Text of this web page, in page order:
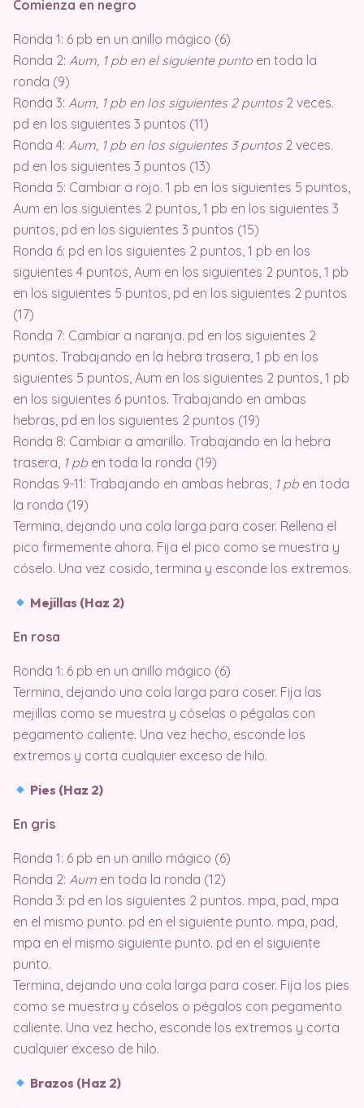
Comienza en negro
Ronda 1: 6 pb en un anillo mágico (6)
Ronda 2: Aum, 1 pb en el siguiente punto en toda la
ronda (9)
Ronda 3: Aum, 1 pb en los siguientes 2 puntos 2 veces.
pd en los siguientes 3 puntos (11)
Ronda 4: Aum, 1 pb en los siguientes 3 puntos 2 veces.
pd en los siguientes 3 puntos (13)
Ronda 5: Cambiar a rojo. 1 pb en los siguientes 5 puntos,
Aum en los siguientes 2 puntos, 1 pb en los siguientes 3
puntos, pd en los siguientes 3 puntos (15)
Ronda 6: pd en los siguientes 2 puntos, 1 pb en los
siguientes 4 puntos, Aum en los siguientes 2 puntos, 1 pb
en los siguientes 5 puntos, pd en los siguientes 2 puntos
(17)
Ronda 7: Cambiar a naranja. pd en los siguientes 2
puntos. Trabajando en la hebra trasera, 1 pb en los
siguientes 5 puntos, Aum en los siguientes 2 puntos, 1 pb
en los siguientes 6 puntos. Trabajando en ambas
hebras, pd en los siguientes 2 puntos (19)
Ronda 8: Cambiar a amarillo. Trabajando en la hebra
trasera, 1 pb en toda la ronda (19)
Rondas 9-11: Trabajando en ambas hebras, 1 pb en toda
la ronda (19)
Termina, dejando una cola larga para coser. Rellena el
pico firmemente ahora. Fija el pico como se muestra y
cóselo. Una vez cosido, termina y esconde los extremos.
Mejillas (Haz 2)
En rosa
Ronda 1: 6 pb en un anillo mágico (6)
Termina, dejando una cola larga para coser. Fija las
mejillas como se muestra y cóselas o pégalas con
pegamento caliente. Una vez hecho, esconde los
extremos y corta cualquier exceso de hilo.
Pies (Haz 2)
En gris
Ronda 1: 6 pb en un anillo mágico (6)
Ronda 2: Aum en toda la ronda (12)
Ronda 3: pd en los siguientes 2 puntos. mpa, pad, mpa
en el mismo punto. pd en el siguiente punto. mpa, pad,
mpa en el mismo siguiente punto. pd en el siguiente
punto.
Termina, dejando una cola larga para coser. Fija los pies
como se muestra y cóselos o pégalos con pegamento
caliente. Una vez hecho, esconde los extremos y corta
cualquier exceso de hilo.
Brazos (Haz 2)